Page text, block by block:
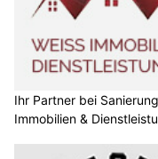
Ihr Partner bei
Immobilien &